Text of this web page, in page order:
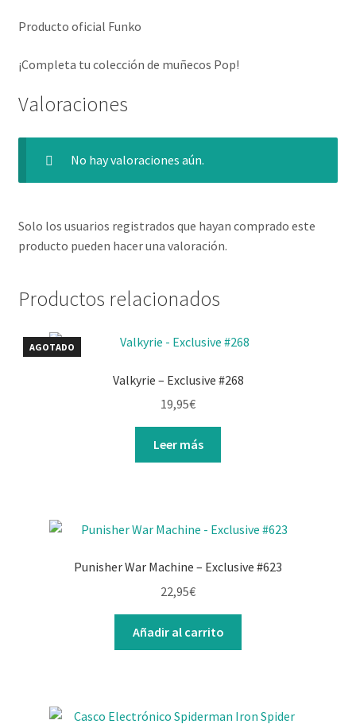
Producto oficial Funko
¡Completa tu colección de muñecos Pop!
Valoraciones
No hay valoraciones aún.
Solo los usuarios registrados que hayan comprado este
producto pueden hacer una valoración.
Productos relacionados
AGOTADO
Valkyrie – Exclusive #268
19,95€
Leer más
Punisher War Machine – Exclusive #623
22,95€
Añadir al carrito